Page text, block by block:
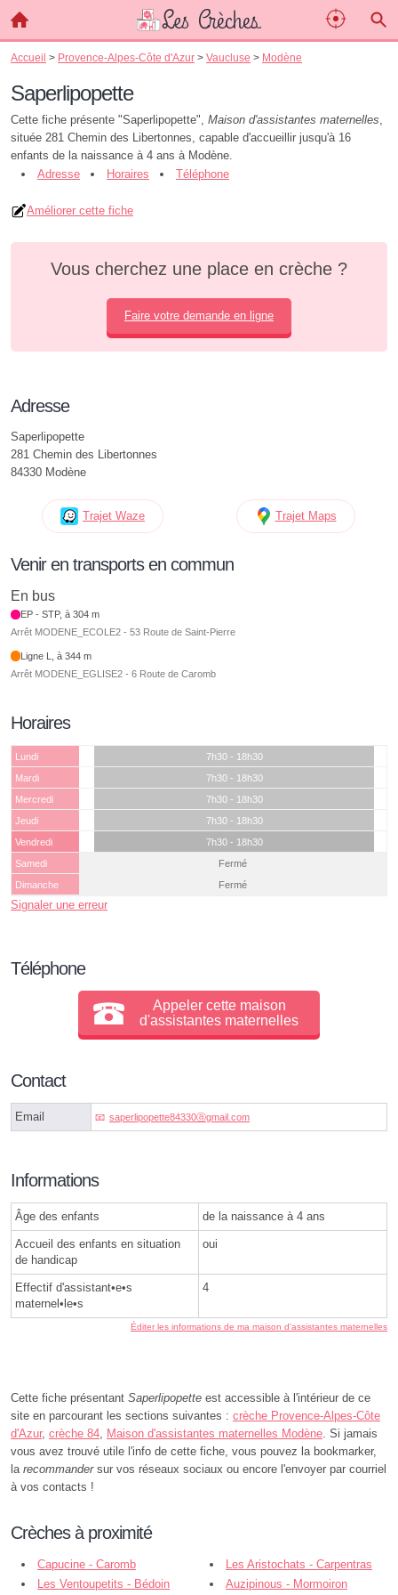
Accueil > Provence-Alpes-Côte d'Azur > Vaucluse > Modène
Saperlipopette
Cette fiche présente "Saperlipopette", Maison d'assistantes maternelles,
située 281 Chemin des Libertonnes, capable d'accueillir jusqu'à 16
enfants de la naissance à 4 ans à Modène.
Adresse
Horaires Téléphone
Améliorer cette fiche
Vous cherchez une place en crèche ?
Faire votre demande en ligne
Adresse
Saperlipopette
281 Chemin des Libertonnes
84330 Modène
Trajet Waze Trajet Maps
Venir en transports en commun
En bus
EP - STP, à 304 m
Arrêt MODENE_ECOLE2 - 53 Route de Saint-Pierre
Ligne L, à 344 m
Arrêt MODENE_EGLISE2 - 6 Route de Caromb
Horaires
Lundi
7h30 - 18h30
Mardi
7h30 - 18h30
Mercredi
7h30 - 18h30
Jeudi
7h30 - 18h30
Vendredi
7h30 - 18h30
Samedi
Fermé
Dimanche
Fermé
Signaler une erreur
Téléphone
Appeler cette maison
d'assistantes maternelles
Contact
Email saperlipopette84330ⓐgmail.com
Informations
Âge des enfants de la naissance à 4 ans
Accueil des enfants en situation
de handicap
oui
Effectif d'assistant•e•s
maternel•le•s
4
Éditer les informations de ma maison d'assistantes maternelles
Cette fiche présentant Saperlipopette est accessible à l'intérieur de ce
site en parcourant les sections suivantes : crèche Provence-Alpes-Côte
d'Azur, crèche 84 Maison d'assistantes maternelles Modène . Si jamais
vous avez trouvé utile l'info de cette fiche, vous pouvez la bookmarker,
la recommandersur vos réseaux sociaux ou encore l'envoyer par courriel
à vos contacts !
Crèches à proximité
Capucine - Caromb
Les Aristochats - Carpentras
Les Ventoupetits - Bédoin
Auzipinous - Mormoiron